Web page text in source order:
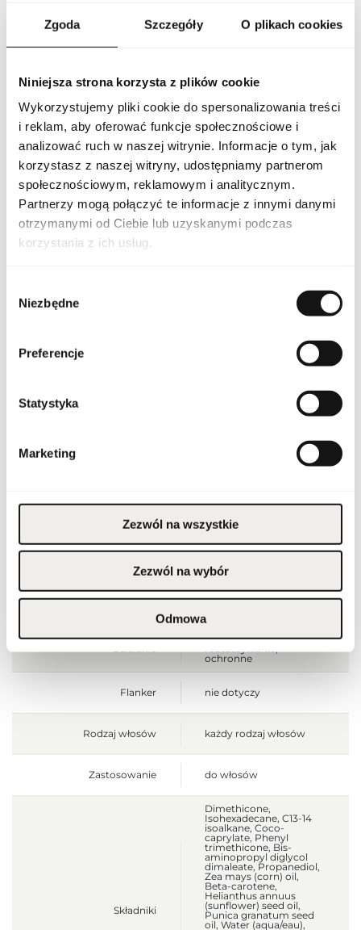
Zgoda Szczegóły O plikach cookies
Niniejsza strona korzysta z plików cookie
Wykorzystujemy pliki cookie do spersonalizowania treści
i reklam, aby oferować funkcje społecznościowe i
analizować ruch w naszej witrynie. Informacje o tym, jak
korzystasz z naszej witryny, udostępniamy partnerom
społecznościowym, reklamowym i analitycznym.
Partnerzy mogą połączyć te informacje z innymi danymi
otrzymanymi od Ciebie lub uzyskanymi podczas
korzystania z ich usług.
zgody
Niezbędne
Preferencje
Statystyka
Marketing
Zezwól na wszystkie
Zezwól na wybór
Odmowa
Kraj pochodzenia
Kod CN 3305 90 00
Stan opakowania oryginalne
Stan produktu nowy
Wyłącznie do użytku
zewnętrznego. Unikać
kontaktu z oczami; w
razie kontaktu przemyć
miejscu niedostępnym
Waga brutto [g] 66
Jednostka produktu szt.
produkt
Działanie
ułatwiające
rozczesywanie,
ochronne
Flanker nie dotyczy
Rodzaj włosów każdy rodzaj włosów
Zastosowanie do włosów
Składniki
Dimethicone,
Isohexadecane, C13-14
isoalkane, Coco-
caprylate, Phenyl
trimethicone, Bis-
aminopropyl diglycol
dimaleate, Propanediol,
Zea mays (corn) oil,
Beta-carotene,
Helianthus annuus
(sunflower) seed oil,
Punica granatum seed
oil, Water (aqua/eau),